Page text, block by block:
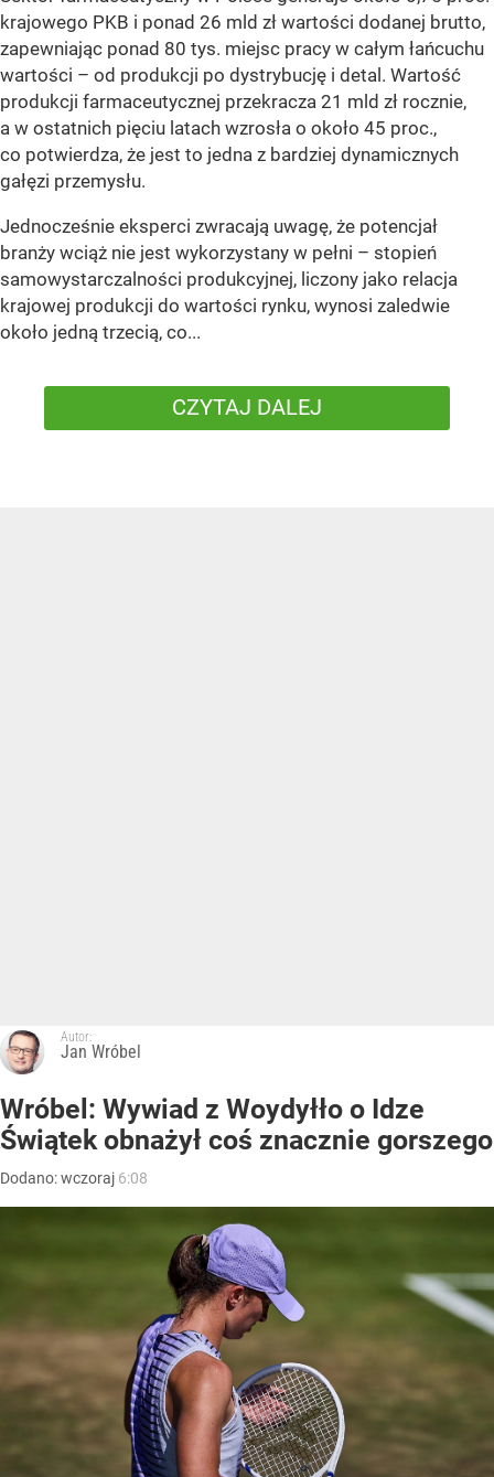
krajowego PKB i ponad 26 mld zł wartości dodanej brutto,
zapewniając ponad 80 tys. miejsc pracy w całym łańcuchu
wartości – od produkcji po dystrybucję i detal. Wartość
produkcji farmaceutycznej przekracza 21 mld zł rocznie,
a w ostatnich pięciu latach wzrosła o około 45 proc.,
co potwierdza, że jest to jedna z bardziej dynamicznych
gałęzi przemysłu.
Jednocześnie eksperci zwracają uwagę, że potencjał
branży wciąż nie jest wykorzystany w pełni – stopień
samowystarczalności produkcyjnej, liczony jako relacja
krajowej produkcji do wartości rynku, wynosi zaledwie
około jedną trzecią, co...
CZYTAJ DALEJ
Autor:
Jan Wróbel
Wróbel: Wywiad z Woydyłło o Idze
Świątek obnażył coś znacznie gorszego
Dodano:wczoraj 6:08